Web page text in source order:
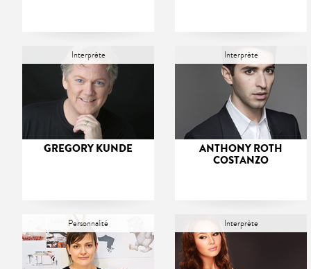
Interprète
GREGORY KUNDE
Interprète
ANTHONY ROTH
COSTANZO
Personnalité Interprète